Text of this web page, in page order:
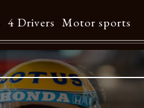
4 Drivers Motor sports